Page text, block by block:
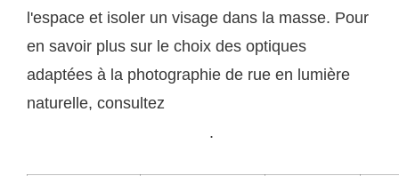
l'espace et isoler un visage dans la masse. Pour
en savoir plus sur le choix des optiques
adaptées à la photographie de rue en lumière
naturelle, consultez
.